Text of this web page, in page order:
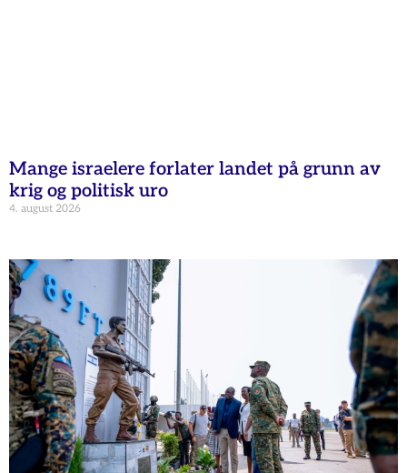
Mange israelere forlater landet på grunn av
krig og politisk uro
4. august 2026